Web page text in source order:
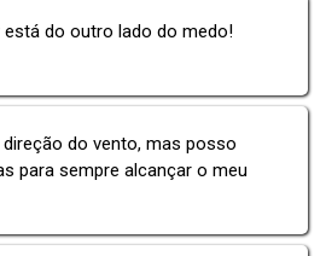
está do outro lado do medo!
do vento, mas posso
para sempre alcançar o meu